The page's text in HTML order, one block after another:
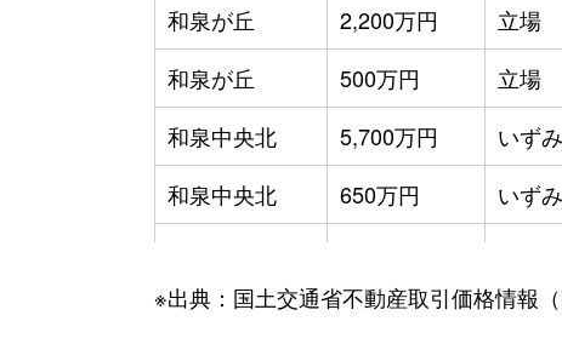
和泉が丘
2,200万円 立場
和泉が丘
500万円 立場
和泉中央北
5,700万円 いず
和泉中央北
650万円 いず
和泉中央北
3,800万円 立場
※出典：国土交通省不動産取引価格情報（